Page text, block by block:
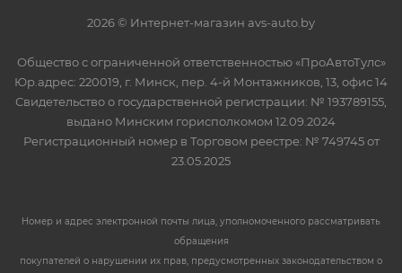
2026 © Интернет-магазин avs-auto.by
Общество с ограниченной ответственностью «ПроАвтоТулс»
Юр.адрес: 220019, г. Минск, пер. 4-й Монтажников, 13, офис 14
Свидетельство о государственной регистрации: № 193789155,
выдано Минским горисполкомом 12.09.2024
Регистрационный номер в Торговом реестре: № 749745 от
23.05.2025
Номер и адрес электронной почты лица, уполномоченного рассматривать
обращения
покупателей о нарушении их прав, предусмотренных законодательством о